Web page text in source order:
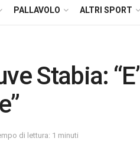
PALLAVOLO ALTRI SPORT
Stabia: “E’
di lettura: 1 minuti